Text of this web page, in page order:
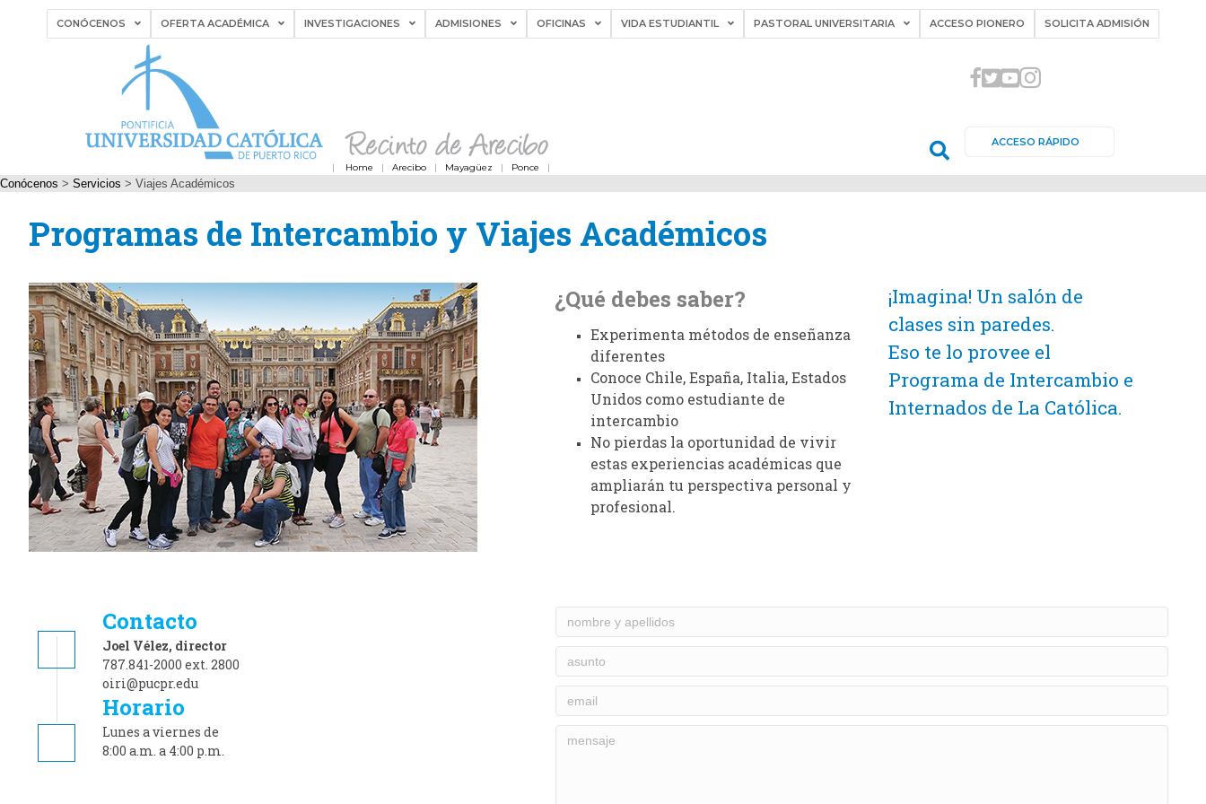
CONÓCENOS OFERTA ACADÉMICA INVESTIGACIONES ADMISIONES OFICINAS VIDA ESTUDIANTIL PASTORAL UNIVERSITARIA ACCESO PIONERO SOLICITA ADMISIÓN
ACCESO RÁPIDO
| Home |Arecibo | Mayagüez | Ponce |
Conócenos > Servicios > Viajes Académicos
Programas de Intercambio y Viajes Académicos
¿Qué debes saber?
Experimenta métodos de enseñanza
diferentes
Conoce Chile, España, Italia, Estados
Unidos como estudiante de
intercambio
No pierdas la oportunidad de vivir
estas experiencias académicas que
ampliarán tu perspectiva personal y
profesional.
¡Imagina! Un salón de
clases sin paredes.
Eso te lo provee el
Programa de Intercambio e
Internados de La Católica.
Contacto
Joel Vélez, director
787.841-2000 ext. 2800
oiri@pucpr.edu
Horario
Lunes aviernes de
8:00 a.m. a 4:00 p.m.